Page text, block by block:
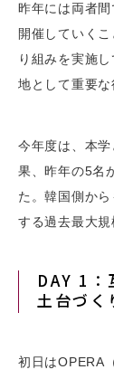
昨年には両者
開催していく
り組みを実施
地として重要な
今年度は、本
果、昨年の5名
た。韓国側か
する過去最大規
DAY 1：
土台づく
初日はOPERA